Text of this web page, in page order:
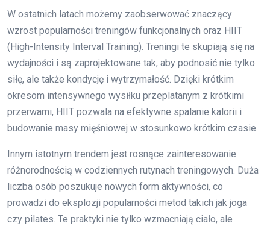
W ostatnich latach możemy zaobserwować znaczący
wzrost popularności treningów funkcjonalnych oraz HIIT
(High-Intensity Interval Training). Treningi te skupiają się na
wydajności i są zaprojektowane tak, aby podnosić nie tylko
siłę, ale także kondycję i wytrzymałość. Dzięki krótkim
okresom intensywnego wysiłku przeplatanym z krótkimi
przerwami, HIIT pozwala na efektywne spalanie kalorii i
budowanie masy mięśniowej w stosunkowo krótkim czasie.
Innym istotnym trendem jest rosnące zainteresowanie
różnorodnością w codziennych rutynach treningowych. Duża
liczba osób poszukuje nowych form aktywności, co
prowadzi do eksplozji popularności metod takich jak joga
czy pilates. Te praktyki nie tylko wzmacniają ciało, ale